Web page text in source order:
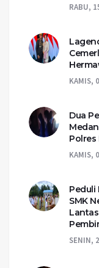
RABU,
KAMIS,
Dua
Polres
KAMIS,
Peduli
SMK
SENIN,